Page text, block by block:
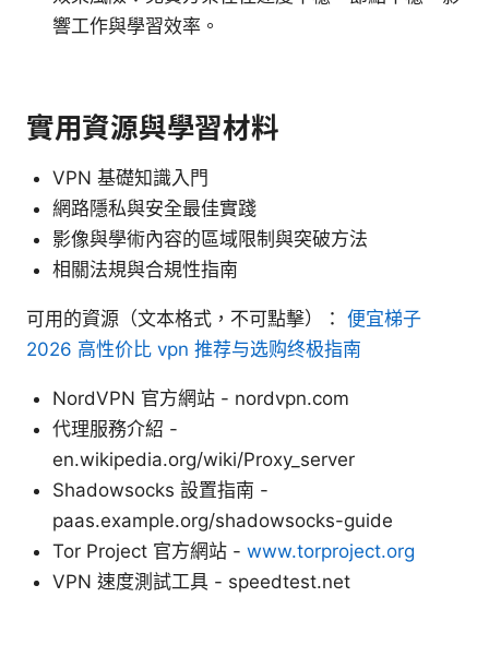
響工作與學習效率。
實用資源與學習材料
VPN 基礎知識入門
網路隱私與安全最佳實踐
影像與學術內容的區域限制與突破方法
相關法規與合規性指南
可用的資源（文本格式，不可點擊）： 便宜梯子
2026 高性价比 vpn 推荐与选购终极指南
NordVPN 官方網站 - nordvpn.com
代理服務介紹 -
en.wikipedia.org/wiki/Proxy_server
Shadowsocks 設置指南 -
paas.example.org/shadowsocks-guide
Tor Project 官方網站 - www.torproject.org
VPN 速度測試工具 - speedtest.net